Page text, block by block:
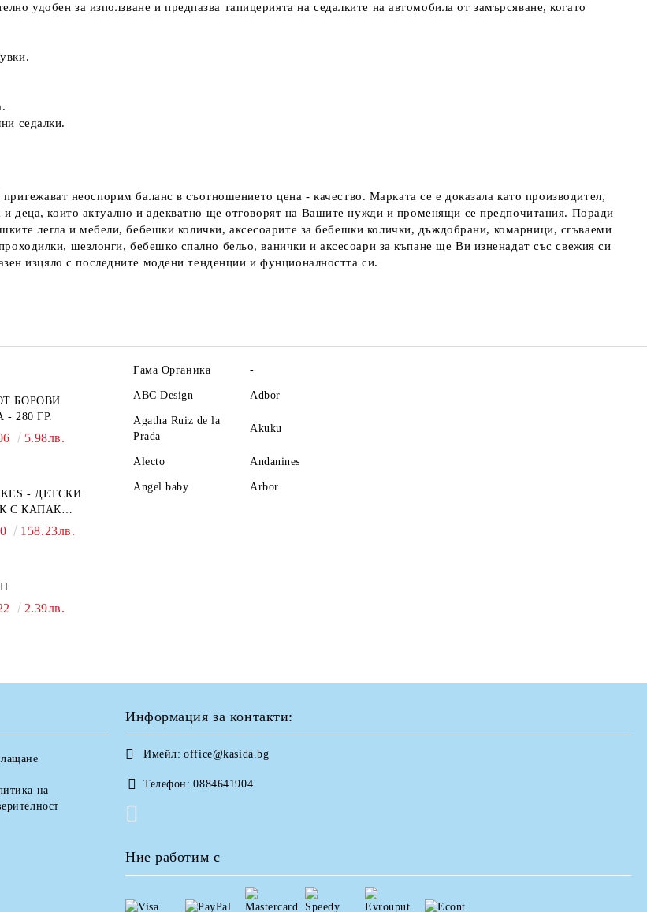
удобен за използване и предпазва тапицерията на седалките на автомобила от замърсяване, когато
седалки.
притежават неоспорим баланс в съотношението цена - качество. Марката се е доказала като производител,
и деца, които актуално и адекватно ще отговорят на Вашите нужди и променящи се предпочитания. Поради
легла и мебели, бебешки колички, аксесоарите за бебешки колички, дъждобрани, комарници, сгъваеми
шезлонги, бебешко спално бельо, ванички и аксесоари за къпане ще Ви изненадат със свежия си
изцяло с последните модени тенденции и фунционалността си.
БОРОВИ
280 ГР.
5.98лв.
- ДЕТСКИ
С КАПАК
158.23лв.
2.39лв.
Гама Органика -
ABC Design Adbor
Agatha Ruiz de la
Prada
Akuku
Alecto Andanines
Angel baby Arbor
на
Информация за контакти:
Имейл: office@kasida.bg
Телефон: 0884641904
Ние работим с